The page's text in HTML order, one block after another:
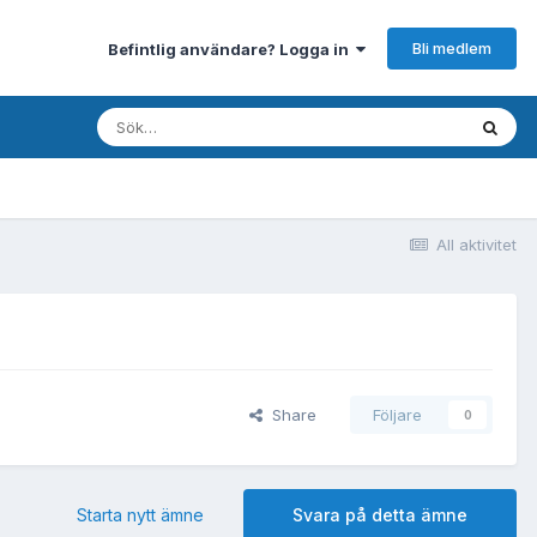
Befintlig användare? Logga in Bli medlem
All aktivitet
Share Följare 0
Svara på detta ämne
Starta nytt ämne